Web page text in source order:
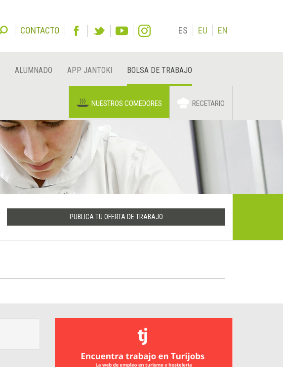
CONTACTO ES EU EN
ALUMNADO APP JANTOKI BOLSA DE TRABAJO
NUESTROS COMEDORES RECETARIO
PUBLICA TU OFERTA DE TRABAJO